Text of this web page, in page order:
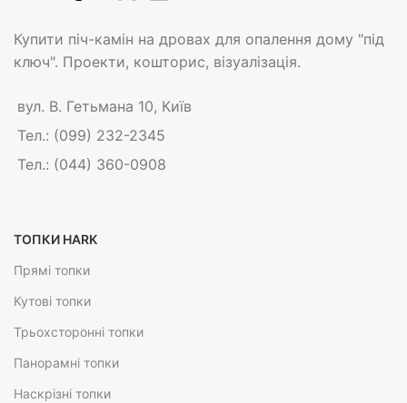
Купити піч-камін на дровах для опалення дому "під
ключ". Проекти, кошторис, візуалізація.
вул. В. Гетьмана 10, Київ
Тел.: (099) 232-2345
Тел.: (044) 360-0908
ТОПКИ HARK
Прямі топки
Кутові топки
Трьохсторонні топки
Панорамні топки
Наскрізні топки